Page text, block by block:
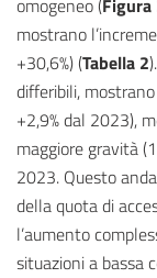
omogeneo (Figura
mostrano
+30,6%) (Tabella 2
differibili,
+2,9% dal 2023),
maggiore gravità
2023. Questo
della quota di
l’aumento
situazioni a bassa